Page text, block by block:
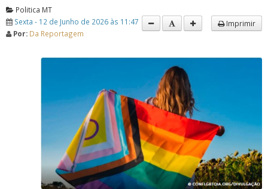
Politica MT
Sexta - 12 de Junho de 2026 às 11:47
Por: Da Reportagem
Imprimir